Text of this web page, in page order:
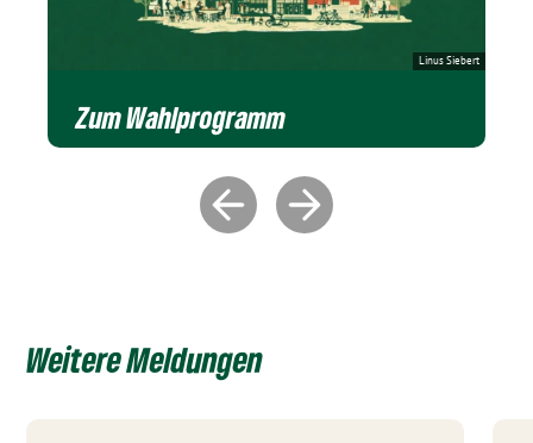
Linus Siebert
Zum Wahlprogramm
Weitere Meldungen